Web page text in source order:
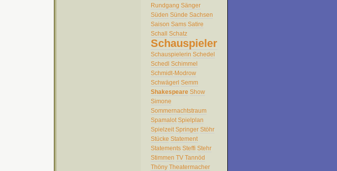
Rundgang Sänger
Süden Sünde Sachsen
Saison Sams Satire
Schall Schatz
Schauspieler
Schauspielerin Schedel
Schedl Schimmel
Schmidt-Modrow
Schwägerl Semm
Shakespeare Show
Simone
Sommernachtstraum
Spamalot Spielplan
Spielzeit Springer Stöhr
Stücke Statement
Statements Steffi Stehr
Stimmen TV Tannöd
Thöny Theatermacher